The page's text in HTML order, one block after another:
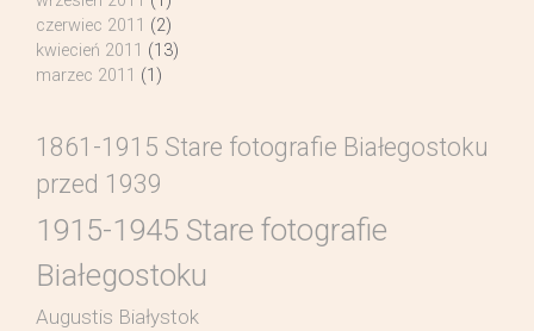
czerwiec 2011 (2)
kwiecień 2011 (13)
marzec 2011 (1)
1861-1915 Stare fotografie Białegostoku
przed 1939
1915-1945 Stare fotografie
Białegostoku
Augustis Białystok